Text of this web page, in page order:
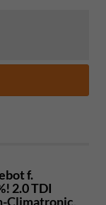
f.
2.0 TDI
Climatronic,